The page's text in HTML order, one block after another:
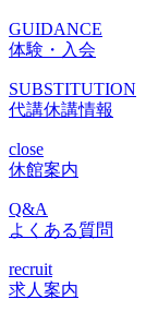
GUIDANCE
体験・入会
SUBSTITUTION
代講休講情報
close
休館案内
Q&A
よくある質問
recruit
求人案内